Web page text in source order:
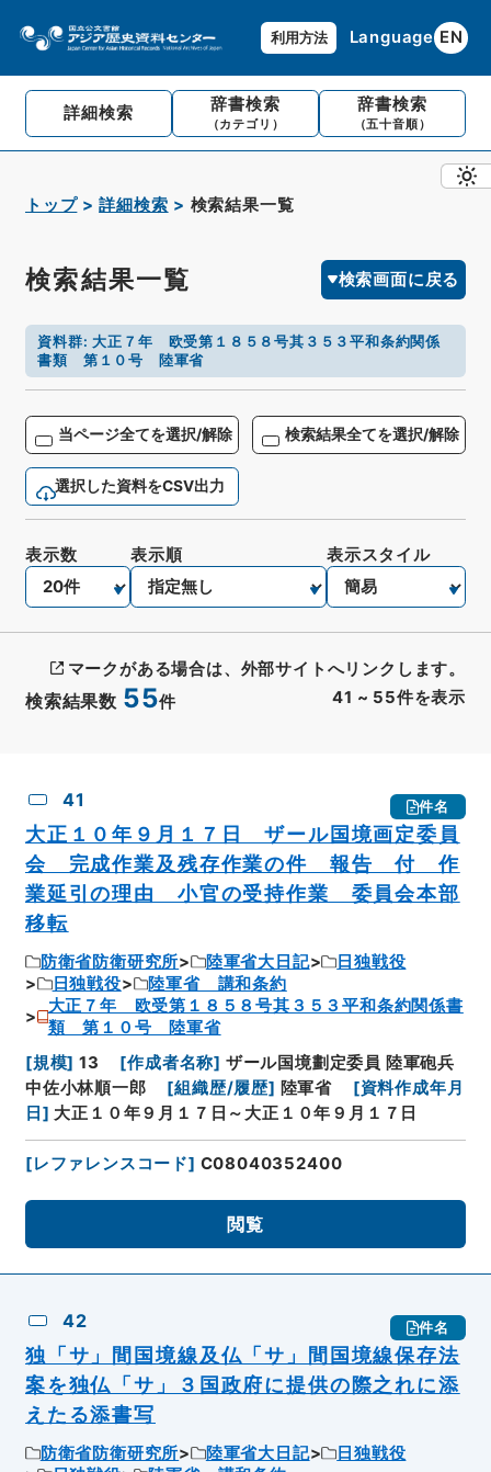
利用方法 Language EN
詳細検索 辞書検索
（カテゴリ）
辞書検索
（五十音順）
トップ 詳細検索 検索結果一覧
検索結果一覧 検索画面に戻る
資料群:大正７年 欧受第１８５８号其３５３平和条約関係
書類 第１０号 陸軍省
当ページ全てを選択/解除 検索結果全てを選択/解除
選択した資料をCSV出力
検索結果数 55件 41 ~ 55件を表示
表示数 表示順 表示スタイル
マークがある場合は、外部サイトへリンクします。
41 件名
大正１０年９月１７日 ザール国境画定委員
会 完成作業及残存作業の件 報告 付 作
業延引の理由 小官の受持作業 委員会本部
移転
防衛省防衛研究所 陸軍省大日記
日独戦役
日独戦役
陸軍省 講和条約
大正７年 欧受第１８５８号其３５３平和条約関係書
類 第１０号 陸軍省
[規模] 13 [作成者名称] ザール国境劃定委員 陸軍砲兵
中佐小林順一郎
[組織歴/履歴] 陸軍省 [資料作成年月
日 ] 大正１０年９月１７日～大正１０年９月１７日
[レファレンスコード] C08040352400
閲覧
42 件名
独「サ」間国境線及仏「サ」間国境線保存法
案を独仏「サ」３国政府に提供の際之れに添
えたる添書写
防衛省防衛研究所 陸軍省大日記
日独戦役